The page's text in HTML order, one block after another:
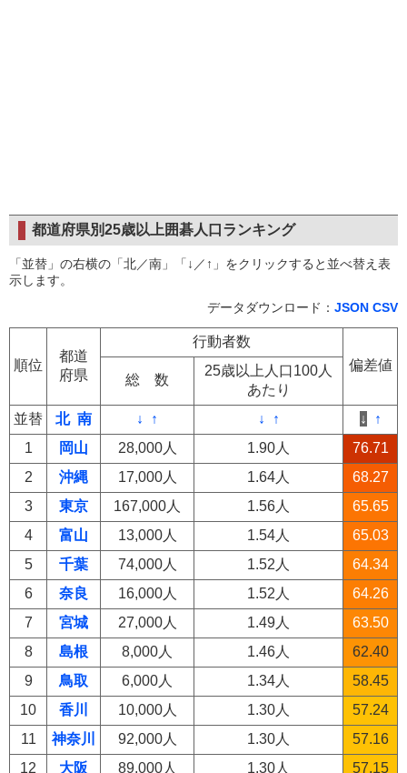
都道府県別25歳以上囲碁人口ランキング
「並替」の右横の「北／南」「↓／↑」をクリックすると並べ替え表
示します。
データダウンロード： JSON CSV
順位
都道
府県
行動者数
偏差値
総 数
25歳以上人口100人
あたり
並替
北 南 ↓ ↑ ↓ ↑ ↓
↑
1
岡山 28,000人 1.90人
76.71
2
沖縄 17,000人 1.64人
68.27
3
東京 167,000人 1.56人
65.65
4
富山 13,000人 1.54人
65.03
5
千葉 74,000人 1.52人
64.34
6
奈良 16,000人 1.52人
64.26
7
宮城 27,000人 1.49人
63.50
8
島根 8,000人 1.46人
62.40
9
鳥取 6,000人 1.34人
58.45
10
香川 10,000人 1.30人
57.24
11
神奈川 92,000人 1.30人
57.16
12
大阪 89,000人 1.30人 57.15